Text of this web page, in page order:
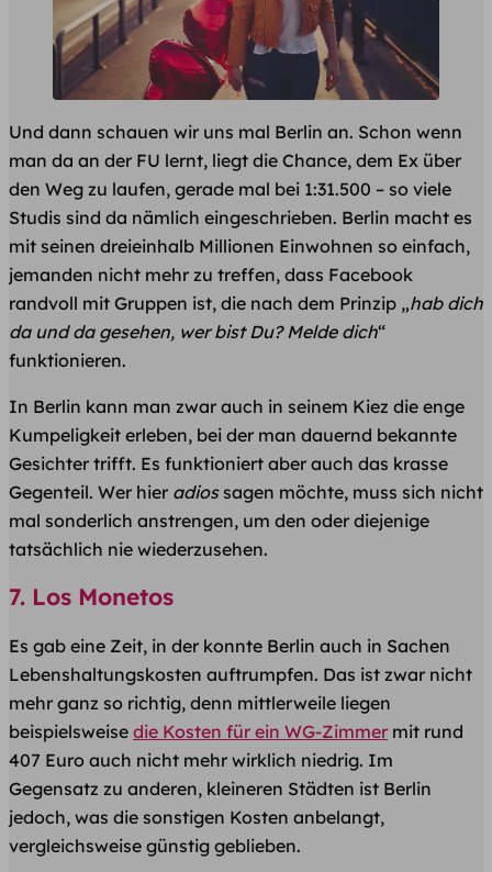
Und dann schauen wir uns mal Berlin an. Schon wenn
man da an der FU lernt, liegt die Chance, dem Ex über
den Weg zu laufen, gerade mal bei 1:31.500 – so viele
Studis sind da nämlich eingeschrieben. Berlin macht es
mit seinen dreieinhalb Millionen Einwohnen so einfach,
jemanden nicht mehr zu treffen, dass Facebook
randvoll mit Gruppen ist, die nach dem Prinzip „hab dich
da und da gesehen, wer bist Du? Melde dich“
funktionieren.
In Berlin kann man zwar auch in seinem Kiez die enge
Kumpeligkeit erleben, bei der man dauernd bekannte
Gesichter trifft. Es funktioniert aber auch das krasse
Gegenteil. Wer hier adios sagen möchte, muss sich nicht
mal sonderlich anstrengen, um den oder diejenige
tatsächlich nie wiederzusehen.
7. Los Monetos
Es gab eine Zeit, in der konnte Berlin auch in Sachen
Lebenshaltungskosten auftrumpfen. Das ist zwar nicht
mehr ganz so richtig, denn mittlerweile liegen
beispielsweise die Kosten für ein WG-Zimmer mit rund
407 Euro auch nicht mehr wirklich niedrig. Im
Gegensatz zu anderen, kleineren Städten ist Berlin
jedoch, was die sonstigen Kosten anbelangt,
vergleichsweise günstig geblieben.